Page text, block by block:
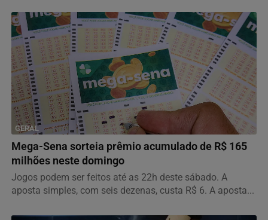
GERAL
Mega-Sena sorteia prêmio acumulado de R$ 165
milhões neste domingo
Jogos podem ser feitos até as 22h deste sábado. A
aposta simples, com seis dezenas, custa R$ 6. A aposta...